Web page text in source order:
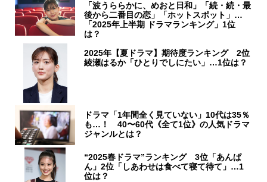
「波うららかに、めおと日和」「続・続・最
後から二番目の恋」「ホットスポット」…
「2025年上半期 ドラマランキング」1位
は？
2025年【夏ドラマ】期待度ランキング 2位
綾瀬はるか「ひとりでしにたい」…1位は？
ドラマ「1年間全く見ていない」10代は35％
も…！ 40〜60代《全て1位》の人気ドラマ
ジャンルとは？
“2025春ドラマ”ランキング 3位「あんぱ
ん」2位「しあわせは食べて寝て待て」…1
位は？